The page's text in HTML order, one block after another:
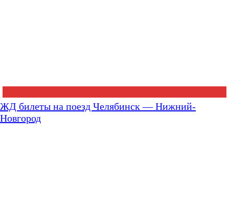
ЖД билеты на поезд Челябинск — Нижний-
Новгород